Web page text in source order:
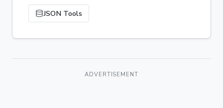
JSON Tools
ADVERTISEMENT